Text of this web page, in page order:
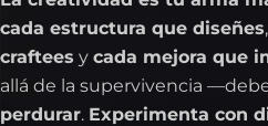
cada estructura que diseñes,
craftees y cada mejora que
allá de la supervivencia
perdurar. Experimenta con